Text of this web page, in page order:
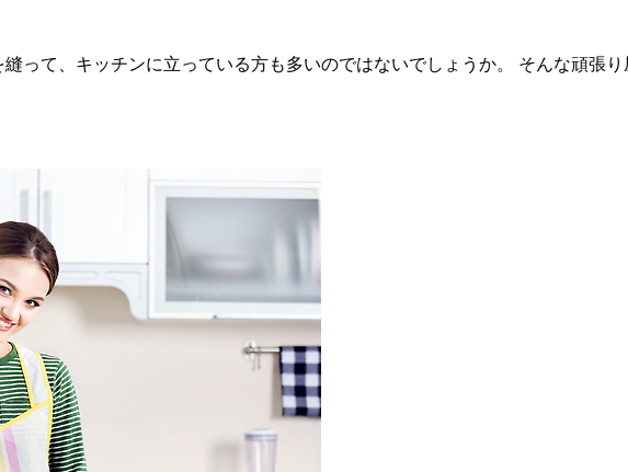
って、キッチンに立っている方も多いのではないでしょうか。 そんな頑張